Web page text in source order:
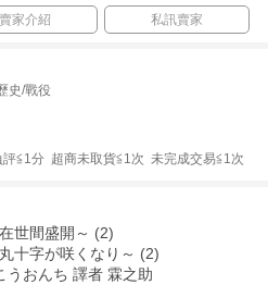
賣家介紹 私訊賣家
史/戰役
評≦1分 超商未取貨≦1次 未完成交易≦1次
世間盛開～ (2)
十字が咲くなり～ (2)
うおんち 譯者 霖之助